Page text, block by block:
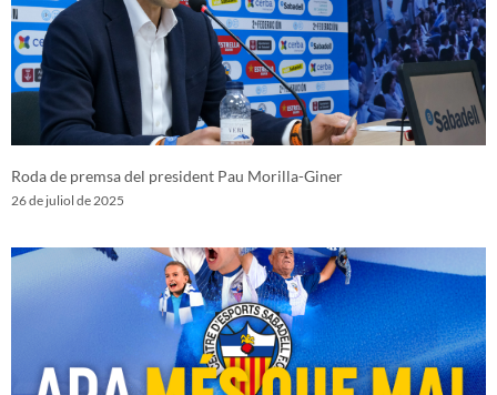
Roda de premsa del president Pau Morilla-Giner
26 de juliol de 2025